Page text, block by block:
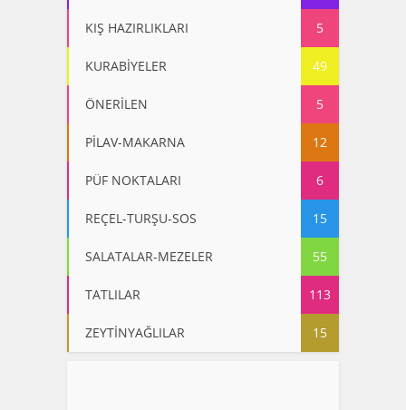
KIŞ HAZIRLIKLARI 5
KURABİYELER 49
ÖNERİLEN 5
PİLAV-MAKARNA 12
PÜF NOKTALARI 6
REÇEL-TURŞU-SOS 15
SALATALAR-MEZELER 55
TATLILAR 113
ZEYTİNYAĞLILAR 15